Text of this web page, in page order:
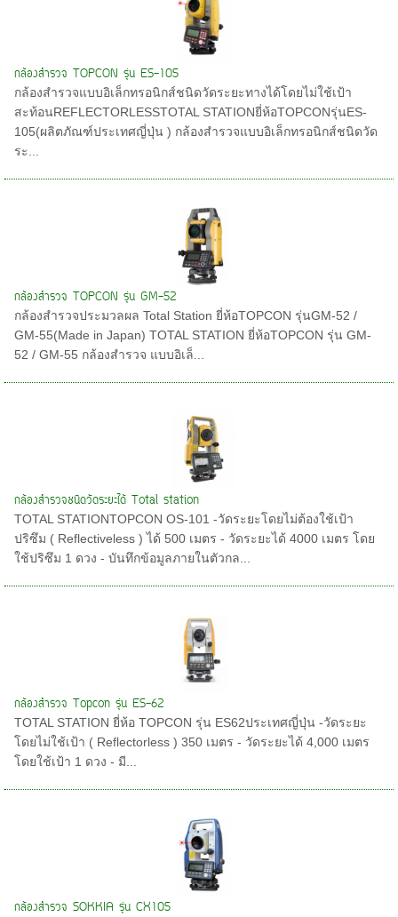
กล้องสำรวจ TOPCON รุ่น ES-105
กล้องสำรวจแบบอิเล็กทรอนิกส์ชนิดวัดระยะทางได้โดยไม่ใช้เป้า
สะท้อนREFLECTORLESSTOTAL STATIONยี่ห้อTOPCONรุ่นES-
105(ผลิตภัณฑ์ประเทศญี่ปุ่น ) กล้องสำรวจแบบอิเล็กทรอนิกส์ชนิดวัด
ระ...
กล้องสำรวจ TOPCON รุ่น GM-52
กล้องสำรวจประมวลผล Total Station ยี่ห้อTOPCON รุ่นGM-52 /
GM-55(Made in Japan) TOTAL STATION ยี่ห้อTOPCON รุ่น GM-
52 / GM-55 กล้องสำรวจ แบบอิเล็...
กล้องสำรวจชนิดวัดระยะได้ Total station
TOTAL STATIONTOPCON OS-101 -วัดระยะโดยไม่ต้องใช้เป้า
ปริซึม ( Reflectiveless ) ได้ 500 เมตร - วัดระยะได้ 4000 เมตร โดย
ใช้ปริซึม 1 ดวง - บันทึกข้อมูลภายในตัวกล...
กล้องสำรวจ Topcon รุ่น ES-62
TOTAL STATION ยี่ห้อ TOPCON รุ่น ES62ประเทศญี่ปุ่น -วัดระยะ
โดยไม่ใช้เป้า ( Reflectorless ) 350 เมตร - วัดระยะได้ 4,000 เมตร
โดยใช้เป้า 1 ดวง - มี...
กล้องสำรวจ SOKKIA รุ่น CX105